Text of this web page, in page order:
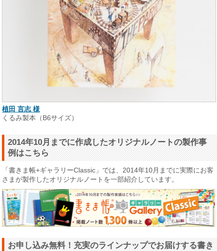
植田 言志 様
くるみ製本（B6サイズ）
2014年10月までに作成したオリジナルノートの製作事
例はこちら
「書きま帳+ギャラリーClassic」では、2014年10月までに実際にお客
さまが製作したオリジナルノートを一部紹介しています。
お申し込み無料！充実のラインナップでお届けする書き